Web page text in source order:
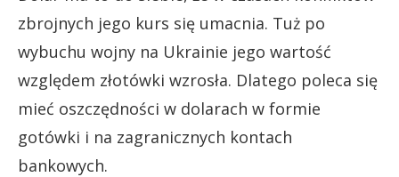
zbrojnych jego kurs się umacnia. Tuż po
wybuchu wojny na Ukrainie jego wartość
względem złotówki wzrosła. Dlatego poleca się
mieć oszczędności w dolarach w formie
gotówki i na zagranicznych kontach
bankowych.